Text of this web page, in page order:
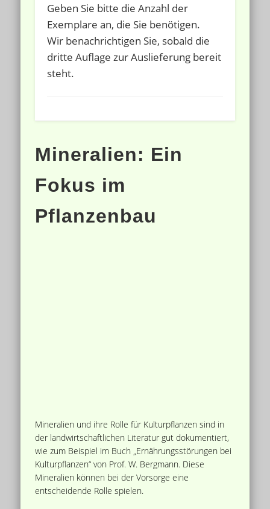
Geben Sie bitte die Anzahl der
Exemplare an, die Sie benötigen.
Wir benachrichtigen Sie, sobald die
dritte Auflage zur Auslieferung bereit
steht.
Mineralien: Ein
Fokus im
Pflanzenbau
Mineralien und ihre Rolle für Kulturpflanzen sind in
der landwirtschaftlichen Literatur gut dokumentiert,
wie zum Beispiel im Buch „Ernährungsstörungen bei
Kulturpflanzen“ von Prof. W. Bergmann. Diese
Mineralien können bei der Vorsorge eine
entscheidende Rolle spielen.